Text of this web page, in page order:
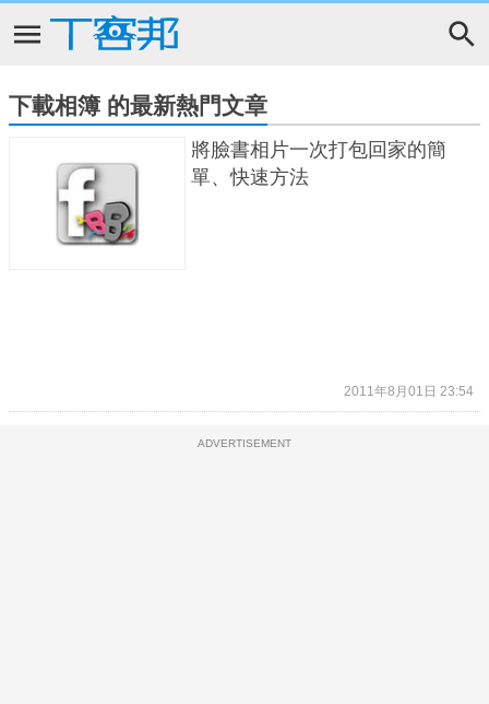
下載相簿 的最新熱門文章
將臉書相片一次打包回家的簡
單、快速方法
2011年8月01日 23:54
ADVERTISEMENT